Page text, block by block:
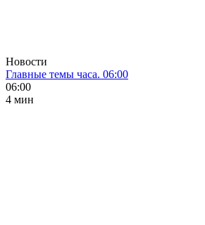
Новости
Главные темы часа. 06:00
06:00
4 мин